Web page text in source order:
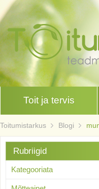
Toit ja tervis
Toitumistarkus Blogi
Rubriigid
Kategooriata